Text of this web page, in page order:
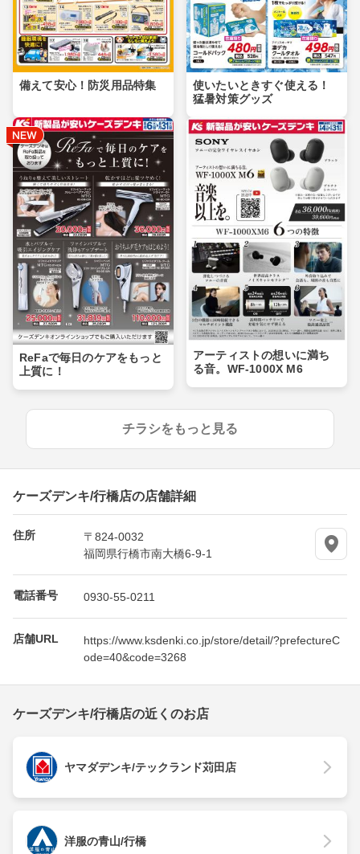
備えて安心！防災用品特集
使いたいときすぐ使える！
猛暑対策グッズ
ReFaで毎日のケアをもっと
上質に！
アーティストの想いに満ち
る音。WF-1000X M6
チラシをもっと見る
ケーズデンキ/行橋店の店舗詳細
住所
〒824-0032
福岡県行橋市南大橋6-9-1
電話番号 0930-55-0211
店舗URL
https://www.ksdenki.co.jp/store/detail/?prefectureC
ode=40&code=3268
ケーズデンキ/行橋店の近くのお店
ヤマダデンキ/テックランド苅田店
洋服の青山/行橋